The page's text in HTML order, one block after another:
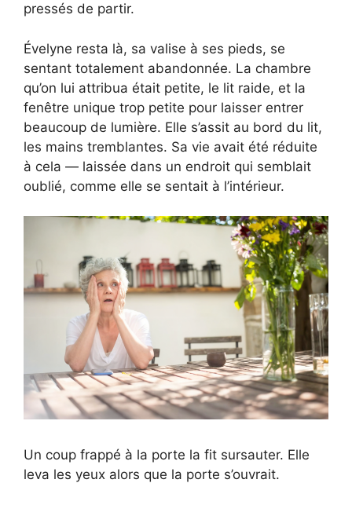
pressés de partir.
Évelyne resta là, sa valise à ses pieds, se
sentant totalement abandonnée. La chambre
qu’on lui attribua était petite, le lit raide, et la
fenêtre unique trop petite pour laisser entrer
beaucoup de lumière. Elle s’assit au bord du lit,
les mains tremblantes. Sa vie avait été réduite
à cela — laissée dans un endroit qui semblait
oublié, comme elle se sentait à l’intérieur.
Un coup frappé à la porte la fit sursauter. Elle
leva les yeux alors que la porte s’ouvrait.